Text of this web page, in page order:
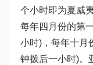
个小时即为夏威
每年四月份的第
小时)，每年十月
钟拨后一小时)。